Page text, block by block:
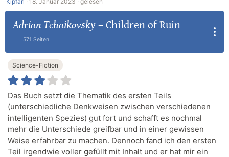
Adrian Tchaikovsky– Children of Ruin
571 Seiten
Science-Fiction
Das Buch setzt die Thematik des ersten Teils
(unterschiedliche Denkweisen zwischen verschiedenen
intelligenten Spezies) gut fort und schafft es nochmal
mehr die Unterschiede greifbar und in einer gewissen
Weise erfahrbar zu machen. Dennoch fand ich den ersten
Teil irgendwie voller gefüllt mit Inhalt und er hat mir ein